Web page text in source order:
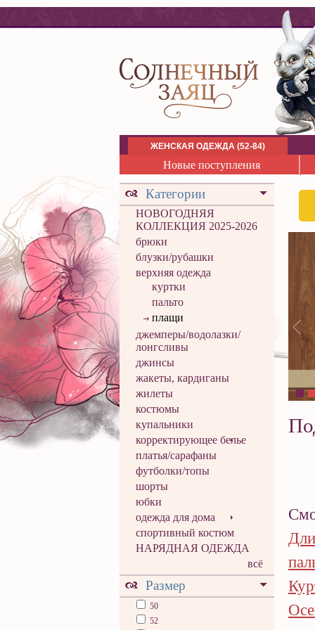
ЖЕНСКАЯ ОДЕЖДА (52-84)
Новые поступления
Категории
НОВОГОДНЯЯ
КОЛЛЕКЦИЯ 2025-2026
брюки
блузки/рубашки
верхняя одежда
куртки
пальто
плащи
джемперы/водолазки/
лонгсливы
джинсы
жакеты, кардиганы
жилеты
костюмы
купальники
корректирующее белье
платья/сарафаны
футболки/топы
шорты
юбки
одежда для дома
спортивный костюм
НАРЯДНАЯ ОДЕЖДА
всё
Размер
50
52